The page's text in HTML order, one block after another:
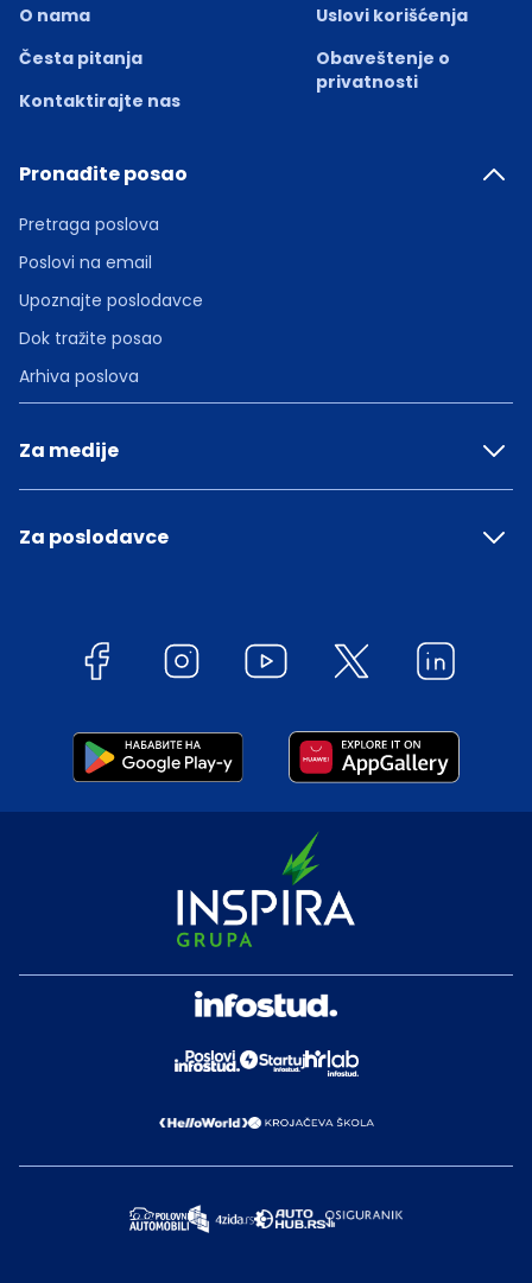
O nama
Česta pitanja
Kontaktirajte nas
Uslovi korišćenja
Obaveštenje o
privatnosti
Pronađite posao
Pretraga poslova
Poslovi na email
Upoznajte poslodavce
Dok tražite posao
Arhiva poslova
Za medije
Za poslodavce